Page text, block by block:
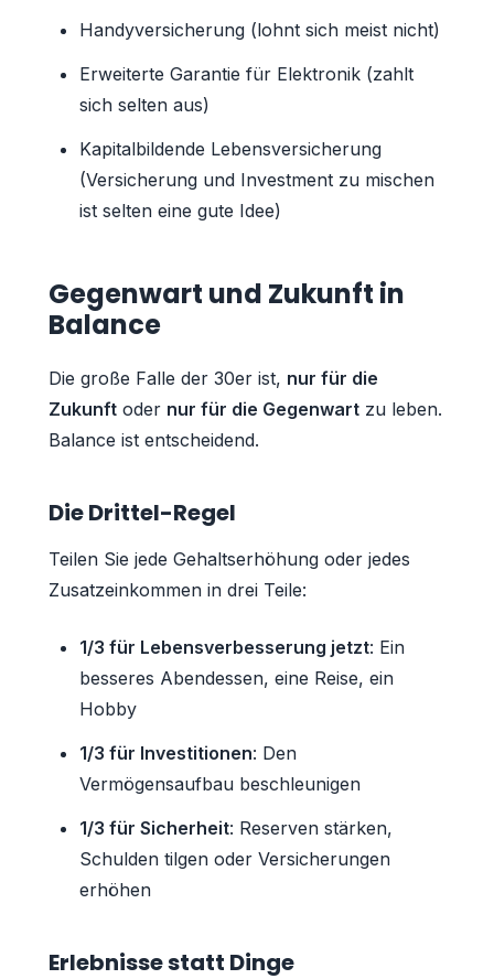
Handyversicherung (lohnt sich meist nicht)
Erweiterte Garantie für Elektronik (zahlt
sich selten aus)
Kapitalbildende Lebensversicherung
(Versicherung und Investment zu mischen
ist selten eine gute Idee)
Gegenwart und Zukunft in
Balance
Die große Falle der 30er ist, nur für die
Zukunft oder nur für die Gegenwart zu leben.
Balance ist entscheidend.
Die Drittel-Regel
Teilen Sie jede Gehaltserhöhung oder jedes
Zusatzeinkommen in drei Teile:
1/3 für Lebensverbesserung jetzt: Ein
besseres Abendessen, eine Reise, ein
Hobby
1/3 für Investitionen: Den
Vermögensaufbau beschleunigen
1/3 für Sicherheit: Reserven stärken,
Schulden tilgen oder Versicherungen
erhöhen
Erlebnisse statt Dinge